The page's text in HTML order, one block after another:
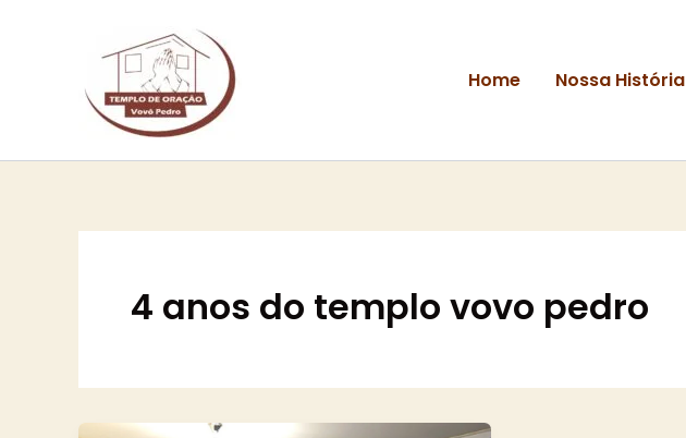
Home Nossa História
4 anos do templo vovo pedro